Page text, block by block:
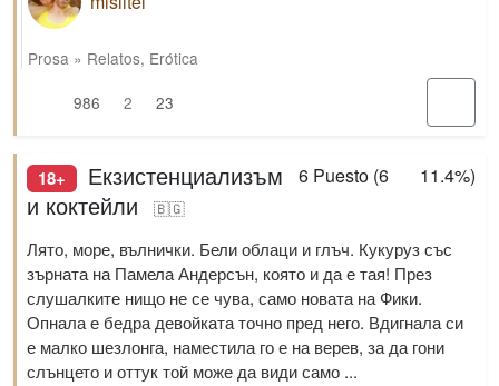
Prosa » Relatos, Erótica
986
2 23
6 Puesto (6 11.4%)
18+
Екзистенциализъм
и коктейли
🇧🇬
Лято, море, вълнички. Бели облаци и глъч. Кукуруз със
зърната на Памела Андерсън, която и да е тая! През
слушалките нищо не се чува, само новата на Фики.
Опнала е бедра девойката точно пред него. Вдигнала си
е малко шезлонга, наместила го е на верев, за да гони
слънцето и оттук той може да види само ...